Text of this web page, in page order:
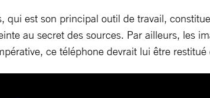
est son principal outil de travail,
au secret des sources. Par ailleurs, les
ce téléphone devrait lui être